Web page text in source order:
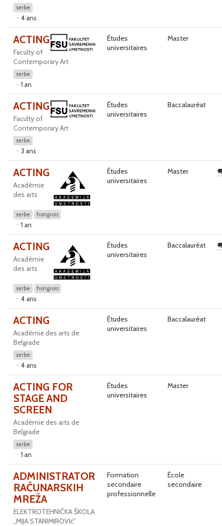
serbe
4 ans
ACTING
Faculty of
Contemporary Art
serbe
1 an
Études
universitaires
Master
ACTING
Faculty of
Contemporary Art
serbe
3 ans
Études
universitaires
Baccalauréat
ACTING
Académie
des arts
serbe hongrois
1 an
Études
universitaires
Master
ACTING
Académie
des arts
serbe hongrois
4 ans
Études
universitaires
Baccalauréat
ACTING
Académie des arts de
Belgrade
serbe
4 ans
Études
universitaires
Baccalauréat
ACTING FOR
STAGE AND
SCREEN
Académie des arts de
Belgrade
serbe
1 an
Études
universitaires
Master
ADMINISTRATOR
RAČUNARSKIH
MREŽA
ELEKTROTEHNIČKA ŠKOLA
„MIJA STANIMIROVIć”
Formation
secondaire
professionnelle
École
secondaire